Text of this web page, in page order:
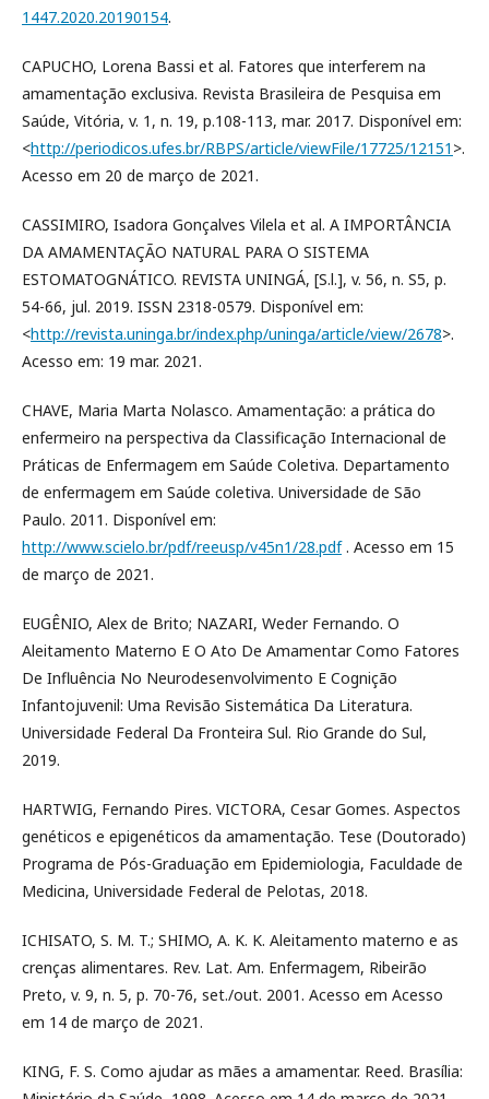
1447.2020.20190154.
CAPUCHO, Lorena Bassi et al. Fatores que interferem na
amamentação exclusiva. Revista Brasileira de Pesquisa em
Saúde, Vitória, v. 1, n. 19, p.108-113, mar. 2017. Disponível em:
<http://periodicos.ufes.br/RBPS/article/viewFile/17725/12151 >.
Acesso em 20 de março de 2021.
CASSIMIRO, Isadora Gonçalves Vilela et al. A IMPORTÂNCIA
DA AMAMENTAÇÃO NATURAL PARA O SISTEMA
ESTOMATOGNÁTICO. REVISTA UNINGÁ, [S.l.], v. 56, n. S5, p.
54-66, jul. 2019. ISSN 2318-0579. Disponível em:
<http://revista.uninga.br/index.php/uninga/article/view/2678>.
Acesso em: 19 mar. 2021.
CHAVE, Maria Marta Nolasco. Amamentação: a prática do
enfermeiro na perspectiva da Classificação Internacional de
Práticas de Enfermagem em Saúde Coletiva. Departamento
de enfermagem em Saúde coletiva. Universidade de São
Paulo. 2011. Disponível em:
http://www.scielo.br/pdf/reeusp/v45n1/28.pdf. Acesso em 15
de março de 2021.
EUGÊNIO, Alex de Brito; NAZARI, Weder Fernando. O
Aleitamento Materno E O Ato De Amamentar Como Fatores
De Influência No Neurodesenvolvimento E Cognição
Infantojuvenil: Uma Revisão Sistemática Da Literatura.
Universidade Federal Da Fronteira Sul. Rio Grande do Sul,
2019.
HARTWIG, Fernando Pires. VICTORA, Cesar Gomes. Aspectos
genéticos e epigenéticos da amamentação. Tese (Doutorado)
Programa de Pós-Graduação em Epidemiologia, Faculdade de
Medicina, Universidade Federal de Pelotas, 2018.
ICHISATO, S. M. T.; SHIMO, A. K. K. Aleitamento materno e as
crenças alimentares. Rev. Lat. Am. Enfermagem, Ribeirão
Preto, v. 9, n. 5, p. 70-76, set./out. 2001. Acesso em Acesso
em 14 de março de 2021.
KING, F. S. Como ajudar as mães a amamentar. Reed. Brasília: